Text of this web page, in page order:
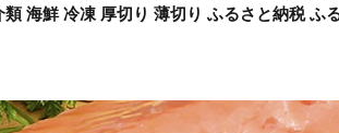
海鮮 冷凍 厚切り 薄切り ふるさと納税 ふ